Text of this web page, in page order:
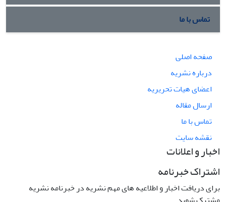
تماس با ما
صفحه اصلی
درباره نشریه
اعضای هیات تحریریه
ارسال مقاله
تماس با ما
نقشه سایت
اخبار و اعلانات
اشتراک خبرنامه
برای دریافت اخبار و اطلاعیه های مهم نشریه در خبرنامه نشریه